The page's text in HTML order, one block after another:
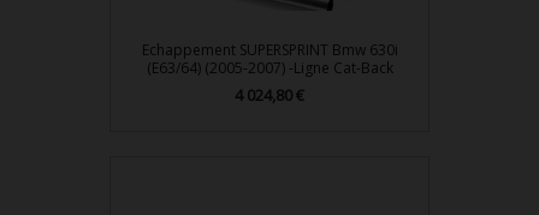
Echappement SUPERSPRINT Bmw 630i
(E63/64) (2005-2007) -Ligne Cat-Back
Prix
4 024,80 €